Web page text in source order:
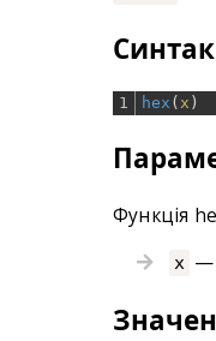
1 hex ( x )
Функція
x —